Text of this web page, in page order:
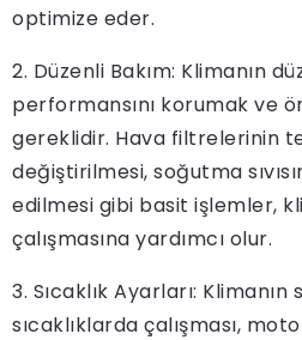
optimize eder.
2. Düzenli Bakım: Klimanın
performansını korumak ve
gereklidir. Hava filtrelerinin
değiştirilmesi, soğutma
edilmesi gibi basit işlemler,
çalışmasına yardımcı olur.
3. Sıcaklık Ayarları:
sıcaklıklarda çalışması,